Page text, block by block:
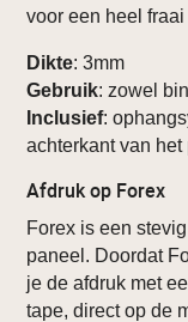
voor een heel fraai
Dikte: 3mm
Gebruik: zowel
Inclusief:
achterkant van het
Afdruk op Forex
Forex is een
paneel. Doordat
je de afdruk met
tape, direct op de